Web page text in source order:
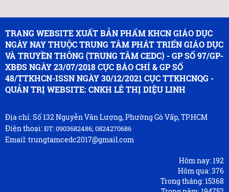
TRANG WEBSITE XUẤT BẢN PHẨM KHCN GIÁO DỤC
NGÀY NAY THUỘC TRUNG TÂM PHÁT TRIỂN GIÁO DỤC
VÀ TRUYỀN THÔNG (TRUNG TÂM CEDC) - GP SỐ 97/GP-
XBĐS NGÀY 23/07/2018 CỤC BÁO CHÍ & GP SỐ
48/TTKHCN-ISSN NGÀY 30/12/2021 CỤC TTKHCNQG -
QUẢN TRỊ WEBSITE: CNKH LÊ THỊ DIỆU LINH
Địa chỉ: Số 132 Nguyễn Văn Lượng, Phường Gò Vấp, TP.HCM
Điện thoại:ĐT: 0903682486; 0824270686
Email: trungtamcedc2017@gmail.com
Hôm nay:192
Hôm qua:376
Trong tháng:15368